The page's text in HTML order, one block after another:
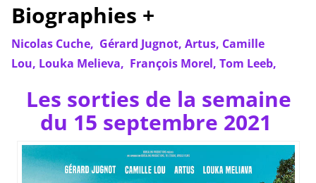
Biographies +
Nicolas Cuche, Gérard Jugnot, Artus, Camille
Lou, Louka Melieva, François Morel, Tom Leeb,
Les sorties de la semaine
du 15 septembre 2021